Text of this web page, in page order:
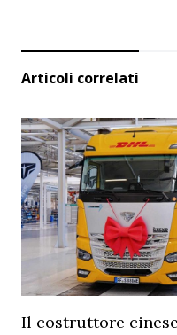
Articoli correlati
Il costruttore